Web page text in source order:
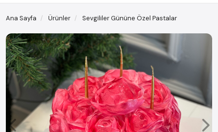
Ana Sayfa Ürünler Sevgililer Gününe Özel Pastalar